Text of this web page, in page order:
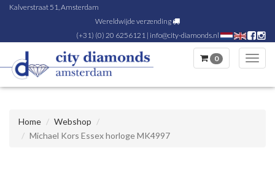
Kalverstraat 51, Amsterdam
Wereldwijde verzending
(+31) (0) 20 6256121 | info@city-diamonds.nl
0
Home
Webshop
Michael Kors Essex horloge MK4997